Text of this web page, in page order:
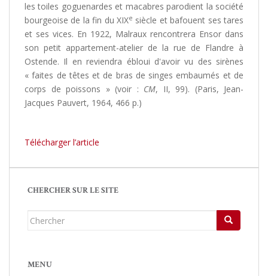
les toiles goguenardes et macabres parodient la société
bourgeoise de la fin du XIXe siècle et bafouent ses tares
et ses vices. En 1922, Malraux rencontrera Ensor dans
son petit appartement-atelier de la rue de Flandre à
Ostende. Il en reviendra ébloui d'avoir vu des sirènes
« faites de têtes et de bras de singes embaumés et de
corps de poissons » (voir : CM, II, 99). (Paris, Jean-
Jacques Pauvert, 1964, 466 p.)
Télécharger l’article
CHERCHER SUR LE SITE
Chercher...
MENU